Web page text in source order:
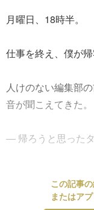
月曜日、18時半。
仕事を終え、僕が
人けのない編集部
音が聞こえてきた。
― 帰ろうと思った
この記事
またはア